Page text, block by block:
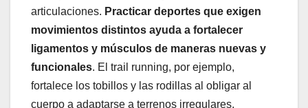
articulaciones. Practicar deportes que exigen
movimientos distintos ayuda a fortalecer
ligamentos y músculos de maneras nuevas y
funcionales. El trail running, por ejemplo,
fortalece los tobillos y las rodillas al obligar al
cuerpo a adaptarse a terrenos irregulares,